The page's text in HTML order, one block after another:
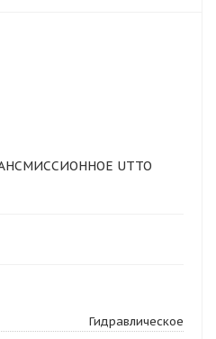
UTTO
Гидравлическое